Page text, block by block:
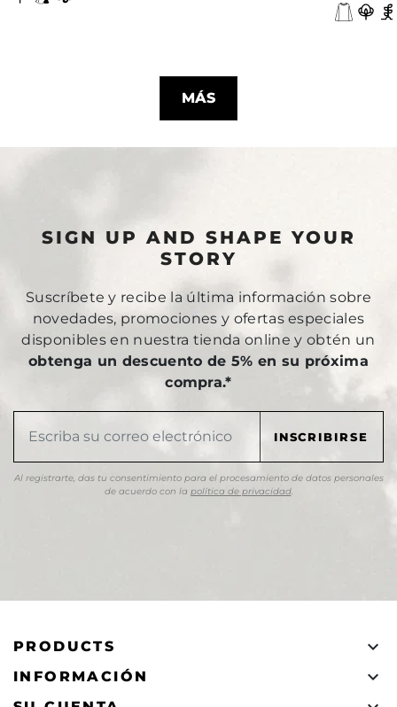
MÁS
SIGN UP AND SHAPE YOUR
STORY
Suscríbete y recibe la última información sobre
novedades, promociones y ofertas especiales
disponibles en nuestra tienda online y obtén un
obtenga un descuento de 5% en su próxima
compra.*
Al registrarte, das tu consentimiento para el procesamiento de datos personales
de acuerdo con la política de privacidad.
PRODUCTS 
INFORMACIÓN 